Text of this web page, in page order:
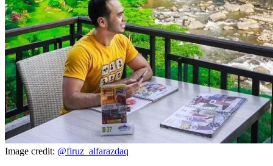
Image credit: @firuz_alfarazdaq